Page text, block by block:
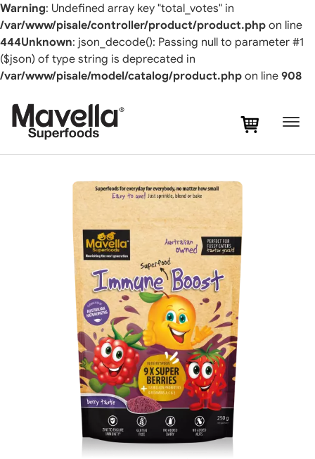
Warning: Undefined array key "total_votes" in
/var/www/pisale/controller/product/product.php on line
444Unknown: json_decode(): Passing null to parameter #1
($json) of type string is deprecated in
/var/www/pisale/model/catalog/product.php on line 908